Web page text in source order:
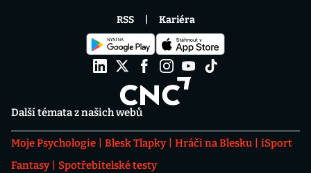
Další témata z našich webů
Moje Psychologie Blesk Tlapky Hráči na Blesku
iSport
Fantasy
Spotřebitelské testy
RSS Kariéra